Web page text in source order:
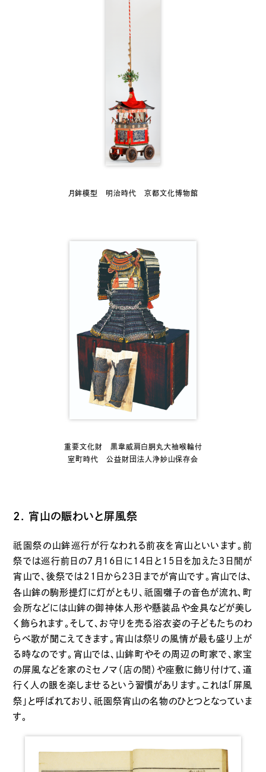
月鉾模型 明治時代 京都文化博物館
重要文化財 黒韋威肩白胴丸大袖喉輪付
室町時代 公益財団法人浄妙山保存会
2. 宵山の賑わいと屏風祭
祇園祭の山鉾巡行が行なわれる前夜を宵山といいます。前
祭では巡行前日の７月16日に14日と15日を加えた３日間が
宵山で、後祭では21日から23日までが宵山です。宵山では、
各山鉾の駒形提灯に灯がともり、祇園囃子の音色が流れ、町
会所などには山鉾の御神体人形や懸装品や金具などが美し
く飾られます。そして、お守りを売る浴衣姿の子どもたちのわ
らべ歌が聞こえてきます。宵山は祭りの風情が最も盛り上が
る時なのです。宵山では、山鉾町やその周辺の町家で、家宝
の屏風などを家のミセノマ（店の間）や座敷に飾り付けて、道
行く人の眼を楽しませるという習慣があります。これは「屏風
祭」と呼ばれており、祇園祭宵山の名物のひとつとなっていま
す。